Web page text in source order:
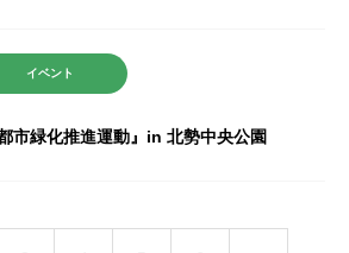
イベント
市緑化推進運動』in 北勢中央公園